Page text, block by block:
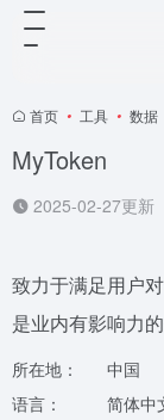
首页 • 工具 • 数据
MyToken
2025-02-27更新
致力于满足用户
是业内有影响力
所在地：
中国
语言：
简体中